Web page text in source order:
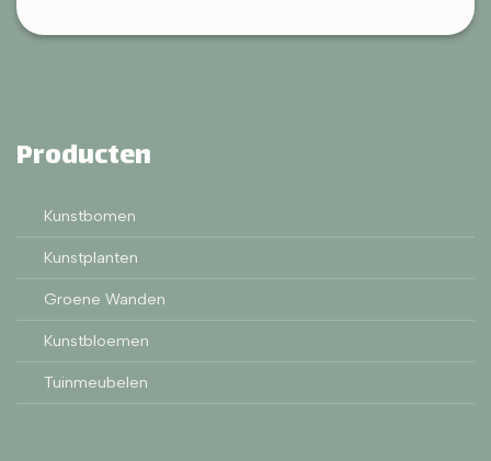
Producten
Kunstbomen
Kunstplanten
Groene Wanden
Kunstbloemen
Tuinmeubelen